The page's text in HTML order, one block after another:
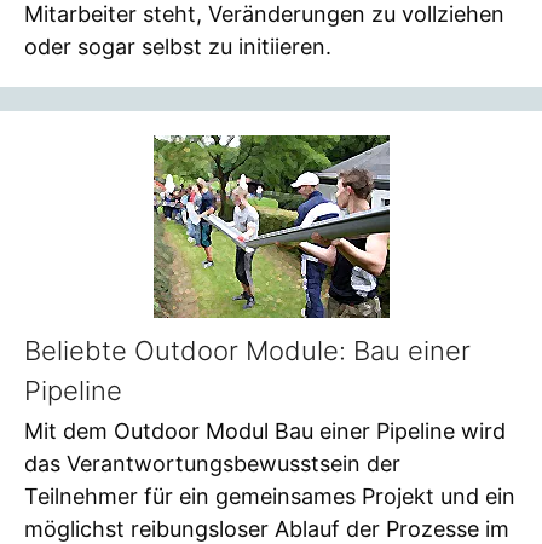
Mitarbeiter steht, Veränderungen zu vollziehen
oder sogar selbst zu initiieren.
Beliebte Outdoor Module: Bau einer
Pipeline
Mit dem Outdoor Modul Bau einer Pipeline wird
das Verantwortungsbewusstsein der
Teilnehmer für ein gemeinsames Projekt und ein
möglichst reibungsloser Ablauf der Prozesse im